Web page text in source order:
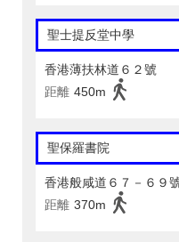
聖士提反堂中學
香港薄扶林道６２號
距離 450m
聖保羅書院
香港般咸道６７－６９
距離 370m